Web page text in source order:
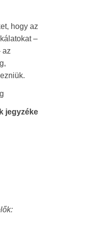
hogy az
–
az
jegyzéke